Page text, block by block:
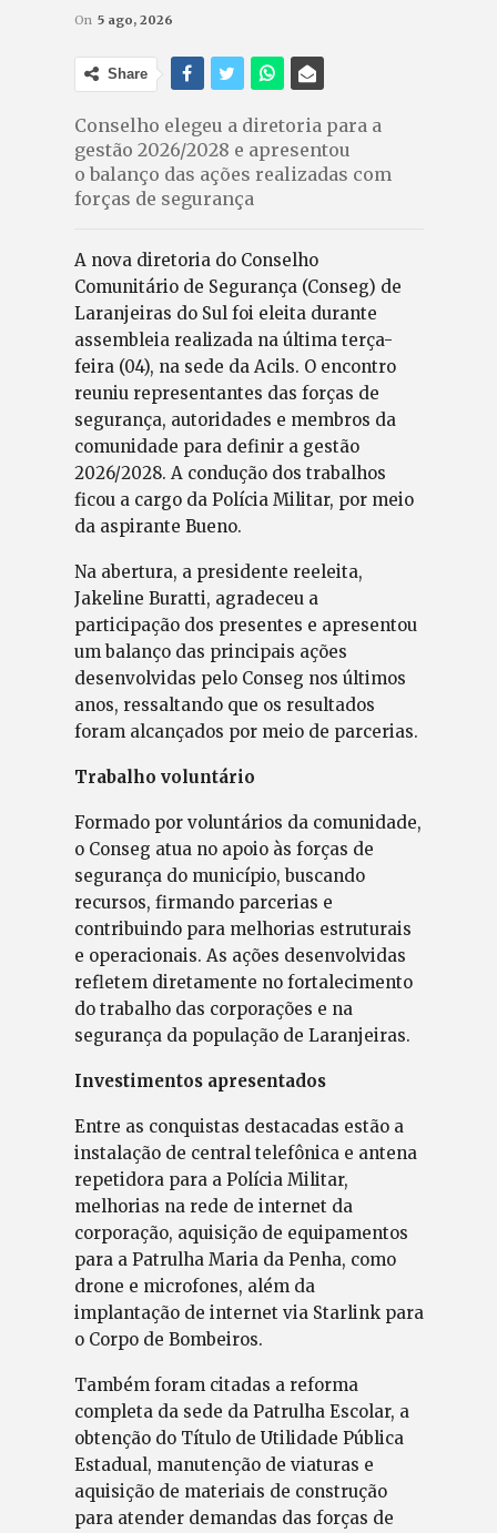
On 5 ago, 2026
Share
Conselho elegeu a diretoria para a
gestão 2026/2028 e apresentou
o balanço das ações realizadas com
forças de segurança
A nova diretoria do Conselho
Comunitário de Segurança (Conseg) de
Laranjeiras do Sul foi eleita durante
assembleia realizada na última terça-
feira (04), na sede da Acils. O encontro
reuniu representantes das forças de
segurança, autoridades e membros da
comunidade para definir a gestão
2026/2028. A condução dos trabalhos
ficou a cargo da Polícia Militar, por meio
da aspirante Bueno.
Na abertura, a presidente reeleita,
Jakeline Buratti, agradeceu a
participação dos presentes e apresentou
um balanço das principais ações
desenvolvidas pelo Conseg nos últimos
anos, ressaltando que os resultados
foram alcançados por meio de parcerias.
Trabalho voluntário
Formado por voluntários da comunidade,
o Conseg atua no apoio às forças de
segurança do município, buscando
recursos, firmando parcerias e
contribuindo para melhorias estruturais
e operacionais. As ações desenvolvidas
refletem diretamente no fortalecimento
do trabalho das corporações e na
segurança da população de Laranjeiras.
Investimentos apresentados
Entre as conquistas destacadas estão a
instalação de central telefônica e antena
repetidora para a Polícia Militar,
melhorias na rede de internet da
corporação, aquisição de equipamentos
para a Patrulha Maria da Penha, como
drone e microfones, além da
implantação de internet via Starlink para
o Corpo de Bombeiros.
Também foram citadas a reforma
completa da sede da Patrulha Escolar, a
obtenção do Título de Utilidade Pública
Estadual, manutenção de viaturas e
aquisição de materiais de construção
para atender demandas das forças de